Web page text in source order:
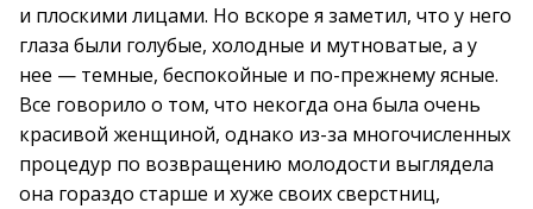
и плоскими лицами. Но вскоре я заметил, что у него
глаза были голубые, холодные и мутноватые, а у
нее — темные, беспокойные и по-прежнему ясные.
Все говорило о том, что некогда она была очень
красивой женщиной, однако из-за многочисленных
процедур по возвращению молодости выглядела
она гораздо старше и хуже своих сверстниц,